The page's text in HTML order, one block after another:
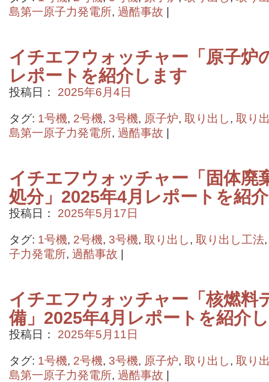
島第一原子力発電所, 過酷事故
イチエフウォッチャー「原子炉
レポートを紹介します
投稿日： 2025年6月4日
タグ: 1号機, 2号機, 3号機, 原子炉, 取り出し, 取り
島第一原子力発電所, 過酷事故
イチエフウォッチャー「固体廃
処分」2025年4月レポートを紹
投稿日： 2025年5月17日
タグ: 1号機, 2号機, 3号機, 取り出し, 取り出し工法
子力発電所, 過酷事故
イチエフウォッチャー「核燃料
備」2025年4月レポートを紹介
投稿日： 2025年5月11日
タグ: 1号機, 2号機, 3号機, 原子炉, 取り出し, 取り
島第一原子力発電所, 過酷事故